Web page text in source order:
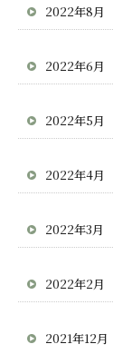
2022年8月
2022年6月
2022年5月
2022年4月
2022年3月
2022年2月
2021年12月